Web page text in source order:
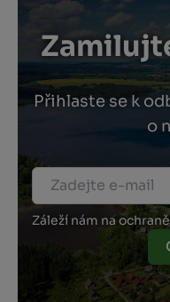
Přihlaste se k
o
Záleží nám na